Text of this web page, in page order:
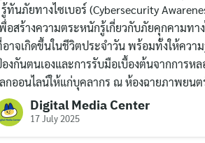
ทันภัยทางไซเบอร์ (Cybersecurity
อสร้างความตระหนักรู้เกี่ยวกับภัยคุกคามทาง
าจเกิดขึ้นในชีวิตประจำวัน พร้อมทั้งให้ความ
งกันตนเองและการรับมือเบื้องต้นจากการหล
กออนไลน์ให้แก่บุคลากร ณ ห้องฉายภาพยน
Digital Media Center
17 July 2025